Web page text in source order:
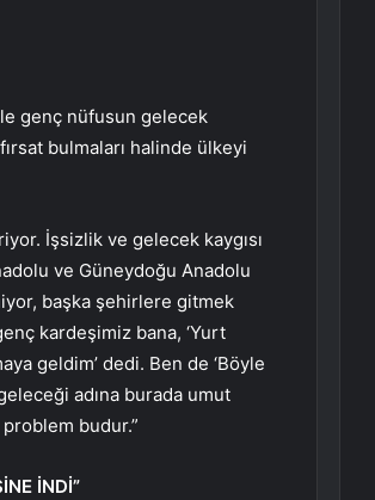
genç nüfusun gelecek
bulmaları halinde ülkeyi
İşsizlik ve gelecek kaygısı
ve Güneydoğu Anadolu
başka şehirlere gitmek
kardeşimiz bana, ‘Yurt
geldim’ dedi. Ben de ‘Böyle
adına burada umut
budur.”
İNDİ”